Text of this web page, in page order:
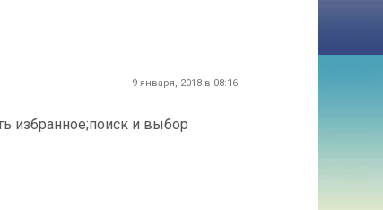
9 января, 2018 в 08:16
избранное;поиск и выбор